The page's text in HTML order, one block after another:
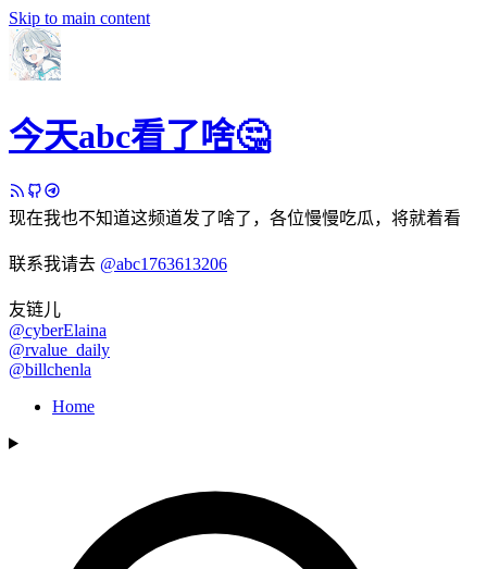
Skip to main content
今天abc看了啥🤔
现在我也不知道这频道发了啥了，各位慢慢吃瓜，将就着看
联系我请去 @abc1763613206
友链儿
@cyberElaina
@rvalue_daily
@billchenla
Home